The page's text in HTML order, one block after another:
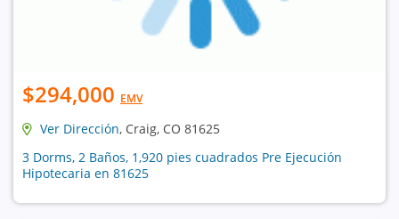
$294,000 EMV
Ver Dirección, Craig, CO 81625
3 Dorms, 2 Baños, 1,920 pies cuadrados Pre Ejecución
Hipotecaria en 81625